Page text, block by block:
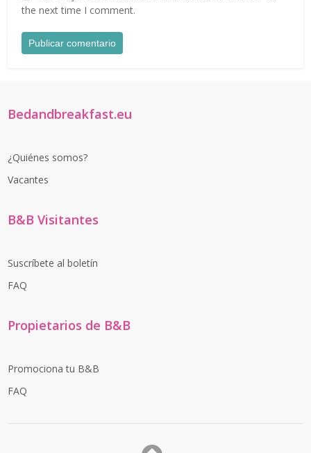
the next time I comment.
Bedandbreakfast.eu
¿Quiénes somos?
Vacantes
B&B Visitantes
Suscríbete al boletín
FAQ
Propietarios de B&B
Promociona tu B&B
FAQ